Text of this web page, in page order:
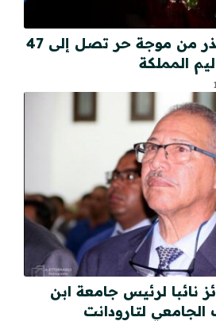
الأرصاد الجوية تحذر من موجة حر تصل إلى 47
المملكة
نائبا لرئيس جامعة ابن
لتارودانت